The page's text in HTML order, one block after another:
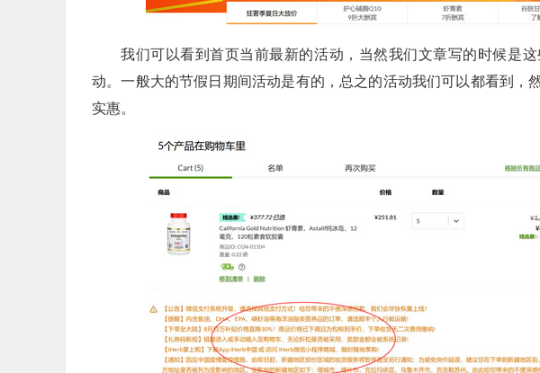
我们可以看到首页当前最新的活动，当然我们文章写的时候是
动。一般大的节假日期间活动是有的，总之的活动我们可以都看到，
实惠。